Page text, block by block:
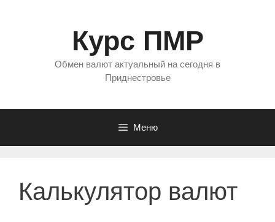
Курс ПМР
Обмен валют актуальный на сегодня в
Приднестровье
Меню
Калькулятор валют